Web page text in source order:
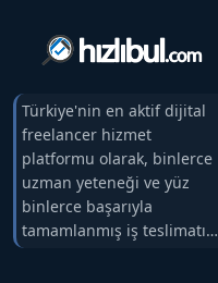
Türkiye'nin en aktif dijital
freelancer hizmet
platformu olarak, binlerce
uzman yeteneği ve yüz
binlerce başarıyla
tamamlanmış iş teslimatını
tek çatıda buluşturuyoruz.